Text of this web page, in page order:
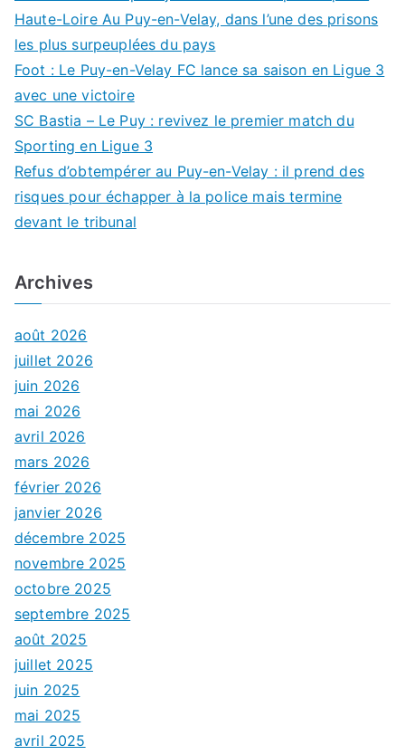
Haute-Loire Au Puy-en-Velay, dans l’une des prisons
les plus surpeuplées du pays
Foot : Le Puy-en-Velay FC lance sa saison en Ligue 3
avec une victoire
SC Bastia – Le Puy : revivez le premier match du
Sporting en Ligue 3
Refus d’obtempérer au Puy-en-Velay : il prend des
risques pour échapper à la police mais termine
devant le tribunal
Archives
août 2026
juillet 2026
juin 2026
mai 2026
avril 2026
mars 2026
février 2026
janvier 2026
décembre 2025
novembre 2025
octobre 2025
septembre 2025
août 2025
juillet 2025
juin 2025
mai 2025
avril 2025